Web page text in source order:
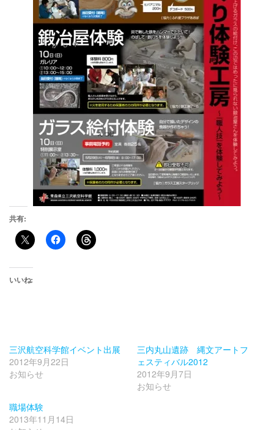
共有:
いいね:
三沢航空科学館イベント出展
2012年9月22日
お知らせ
三内丸山遺跡 縄文アートフ
ェスティバル2012
2012年9月7日
お知らせ
職場体験
2013年11月14日